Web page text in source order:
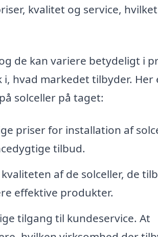
kvalitet og service, hvilket
de kan variere betydeligt i
hvad markedet tilbyder. Her
solceller på taget:
priser for installation af
tilbud.
af de solceller, de
effektive produkter.
tilgang til kundeservice. At